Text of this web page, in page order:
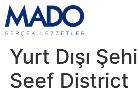
Yurt Dışı
Seef District